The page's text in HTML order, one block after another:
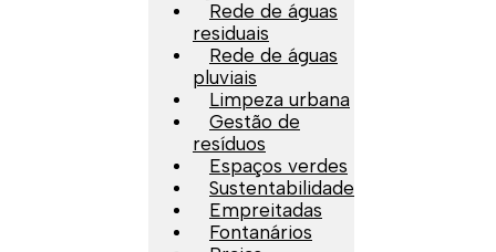
Rede de águas
residuais
Rede de águas
pluviais
Limpeza urbana
Gestão de
resíduos
Espaços verdes
Sustentabilidade
Empreitadas
Fontanários